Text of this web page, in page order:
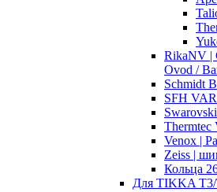
RikaNV |
Ovod /
Schmidt
SFH
Thermtec
Venox |
Zeiss |
Кольца
Для TIKKA